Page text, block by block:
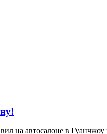
на автосалоне в